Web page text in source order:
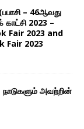
– 46ஆவது
காட்சி 2023 –
Fair 2023 and
Fair 2023
நாடுகளும் அவற்றின்